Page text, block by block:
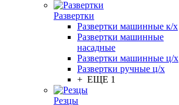
Развертки
Развертки машинные к/х
Развертки машинные
насадные
Развертки машинные ц/х
Развертки ручные ц/х
+ ЕЩЕ 1
Резцы